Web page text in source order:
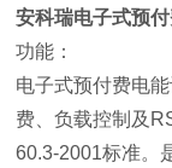
安科瑞电子式预
功能：
电子式预付费电
费、负载控制及
60.3-2001标准。